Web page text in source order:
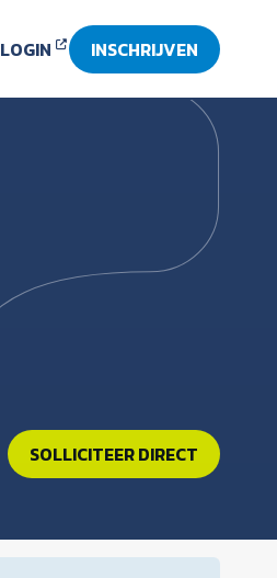
LOGIN INSCHRIJVEN
SOLLICITEER DIRECT